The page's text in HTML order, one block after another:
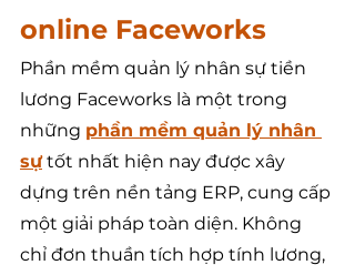
online Faceworks
Phần mềm quản lý nhân sự tiền
lương Faceworks là một trong
những phần mềm quản lý nhân
sự tốt nhất hiện nay được xây
dựng trên nền tảng ERP, cung cấp
một giải pháp toàn diện. Không
chỉ đơn thuần tích hợp tính lương,